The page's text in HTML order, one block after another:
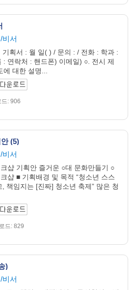
비서
기획서 : 월 일( ) / 문의 : / 전화 : 학과 :
: 연락처 : 핸드폰) 이메일) ○. 전시 제
대한 설명...
드: 906
(5)
비서
샵 기획안 즐거운 ○대 문화만들기 ○
샵 ■ 기획배경 및 목적 “청소년 스스
, 책임지는 [진짜] 청소년 축제” 많은 청
드: 829
)
비서